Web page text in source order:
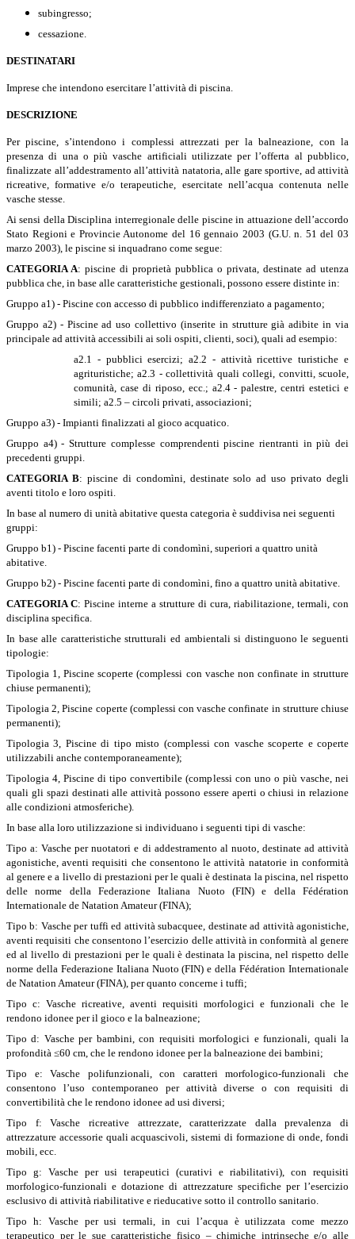
subingresso;
cessazione.
DESTINATARI
Imprese che intendono esercitare l’attività di piscina.
DESCRIZIONE
Per piscine, s’intendono i complessi attrezzati per la balneazione, con la
presenza di una o più vasche artificiali utilizzate per l’offerta al pubblico,
finalizzate all’addestramento all’attività natatoria, alle gare sportive, ad attività
ricreative, formative e/o terapeutiche, esercitate nell’acqua contenuta nelle
vasche stesse.
Ai sensi della Disciplina interregionale delle piscine in attuazione dell’accordo
Stato Regioni e Provincie Autonome del 16 gennaio 2003 (G.U. n. 51 del 03
marzo 2003), le piscine si inquadrano come segue:
CATEGORIA A: piscine di proprietà pubblica o privata, destinate ad utenza
pubblica che, in base alle caratteristiche gestionali, possono essere distinte in:
Gruppo a1) - Piscine con accesso di pubblico indifferenziato a pagamento;
Gruppo a2) - Piscine ad uso collettivo (inserite in strutture già adibite in via
principale ad attività accessibili ai soli ospiti, clienti, soci), quali ad esempio:
a2.1 - pubblici esercizi; a2.2 - attività ricettive turistiche e
agrituristiche; a2.3 - collettività quali collegi, convitti, scuole,
comunità, case di riposo, ecc.; a2.4 - palestre, centri estetici e
simili; a2.5 – circoli privati, associazioni;
Gruppo a3) - Impianti finalizzati al gioco acquatico.
Gruppo a4) - Strutture complesse comprendenti piscine rientranti in più dei
precedenti gruppi.
CATEGORIA B: piscine di condomìni, destinate solo ad uso privato degli
aventi titolo e loro ospiti.
In base al numero di unità abitative questa categoria è suddivisa nei seguenti
gruppi:
Gruppo b1) - Piscine facenti parte di condomìni, superiori a quattro unità
abitative.
Gruppo b2) - Piscine facenti parte di condomìni, fino a quattro unità abitative.
CATEGORIA C: Piscine interne a strutture di cura, riabilitazione, termali, con
disciplina specifica.
In base alle caratteristiche strutturali ed ambientali si distinguono le seguenti
tipologie:
Tipologia 1, Piscine scoperte (complessi con vasche non confinate in strutture
chiuse permanenti);
Tipologia 2, Piscine coperte (complessi con vasche confinate in strutture chiuse
permanenti);
Tipologia 3, Piscine di tipo misto (complessi con vasche scoperte e coperte
utilizzabili anche contemporaneamente);
Tipologia 4, Piscine di tipo convertibile (complessi con uno o più vasche, nei
quali gli spazi destinati alle attività possono essere aperti o chiusi in relazione
alle condizioni atmosferiche).
In base alla loro utilizzazione si individuano i seguenti tipi di vasche:
Tipo a: Vasche per nuotatori e di addestramento al nuoto, destinate ad attività
agonistiche, aventi requisiti che consentono le attività natatorie in conformità
al genere e a livello di prestazioni per le quali è destinata la piscina, nel rispetto
delle norme della Federazione Italiana Nuoto (FIN) e della Fédération
Internationale de Natation Amateur (FINA);
Tipo b: Vasche per tuffi ed attività subacquee, destinate ad attività agonistiche,
aventi requisiti che consentono l’esercizio delle attività in conformità al genere
ed al livello di prestazioni per le quali è destinata la piscina, nel rispetto delle
norme della Federazione Italiana Nuoto (FIN) e della Fédération Internationale
de Natation Amateur (FINA), per quanto concerne i tuffi;
Tipo c: Vasche ricreative, aventi requisiti morfologici e funzionali che le
rendono idonee per il gioco e la balneazione;
Tipo d: Vasche per bambini, con requisiti morfologici e funzionali, quali la
profondità ≤60 cm, che le rendono idonee per la balneazione dei bambini;
Tipo e: Vasche polifunzionali, con caratteri morfologico-funzionali che
consentono l’uso contemporaneo per attività diverse o con requisiti di
convertibilità che le rendono idonee ad usi diversi;
Tipo f: Vasche ricreative attrezzate, caratterizzate dalla prevalenza di
attrezzature accessorie quali acquascivoli, sistemi di formazione di onde, fondi
mobili, ecc.
Tipo g: Vasche per usi terapeutici (curativi e riabilitativi), con requisiti
morfologico-funzionali e dotazione di attrezzature specifiche per l’esercizio
esclusivo di attività riabilitative e rieducative sotto il controllo sanitario.
Tipo h: Vasche per usi termali, in cui l’acqua è utilizzata come mezzo
terapeutico per le sue caratteristiche fisico – chimiche intrinseche e/o alle